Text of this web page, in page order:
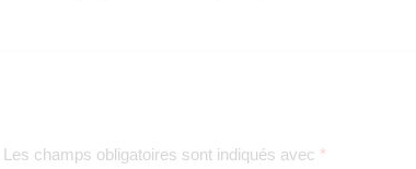
Les champs obligatoires sont indiqués avec *